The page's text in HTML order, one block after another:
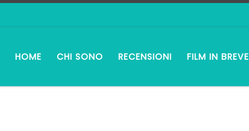
HOME CHI SONO RECENSIONI FILM IN BREVE